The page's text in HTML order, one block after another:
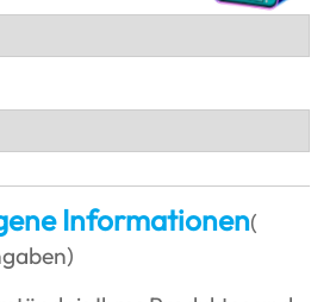
Informationen(
)